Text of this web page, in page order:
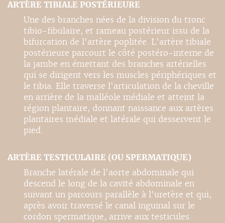
ARTÈRE TIBIALE POSTÉRIEURE
Une des branches nées de la division du tronc
tibio-fibulaire, et rameau postérieur issu de la
bifurcation de l'artère poplitée. L'artère tibiale
postérieure parcourt le côté postéro-interne de
la jambe en émettant des branches artérielles
qui se dirigent vers les muscles périphériques et
le tibia. Elle traverse l'articulation de la cheville
en arrière de la malléole médiale et atteint la
région plantaire, donnant naissance aux artères
plantaires médiale et latérale qui desservent le
pied.
ARTÈRE TESTICULAIRE (OU SPERMATIQUE)
Branche latérale de l'aorte abdominale qui
descend le long de la cavité abdominale en
suivant un parcours parallèle à l'uretère et qui,
après avoir traversé le canal inguinal sur le
cordon spermatique, arrive aux testicules.